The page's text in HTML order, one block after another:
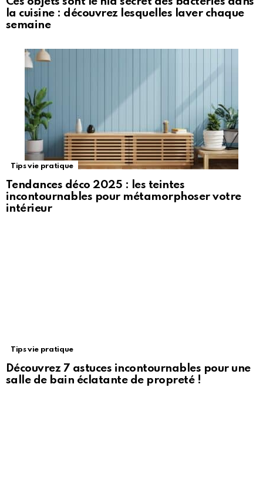
la cuisine : découvrez lesquelles laver chaque
semaine
Tips vie pratique
Tendances déco 2025 : les teintes
incontournables pour métamorphoser votre
intérieur
Tips vie pratique
Découvrez 7 astuces incontournables pour une
salle de bain éclatante de propreté !